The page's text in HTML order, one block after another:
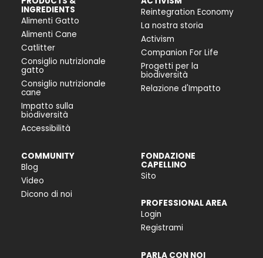
INGREDIENTS
Alimenti Gatto
Alimenti Cane
Catlitter
Consiglio nutrizionale
gatto
Consiglio nutrizionale
cane
Impatto sulla
biodiversità
Accessibilità
Reintegration Economy
La nostra storia
Activism
Companion For Life
Progetti per la
biodiversità
Relazione d'Impatto
COMMUNITY
Blog
Video
Dicono di noi
FONDAZIONE
CAPELLINO
Sito
PROFESSIONAL AREA
Login
Registrami
PARLA CON NOI